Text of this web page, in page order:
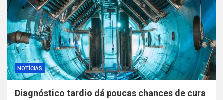
NOTÍCIAS
Diagnóstico tardio dá poucas chances de cura